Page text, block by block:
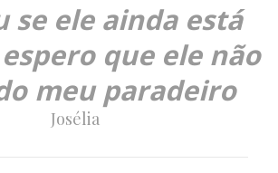
se ele ainda está
que ele não
meu paradeiro
Josélia